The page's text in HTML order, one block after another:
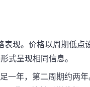
表现。价格以周期低
式呈现相同信息。
一年，第二周期约两